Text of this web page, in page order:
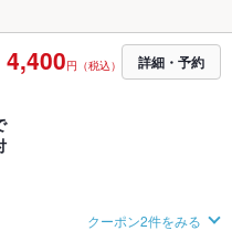
4,400円（税込） 詳細・予約
クーポン2件をみる